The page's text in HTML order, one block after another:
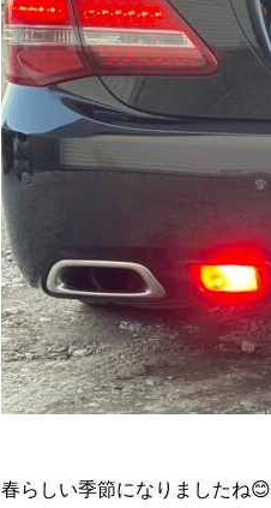
春らしい季節になりましたね😊